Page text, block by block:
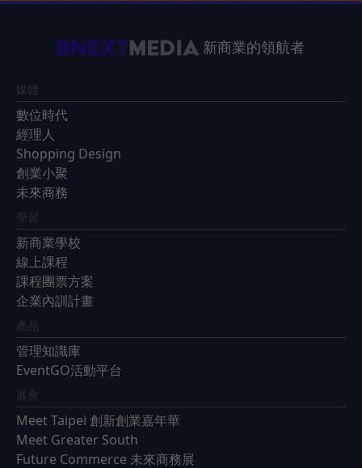
新商業的領航者
媒體
數位時代
經理人
Shopping Design
創業小聚
未來商務
學習
新商業學校
線上課程
課程團票方案
企業內訓計畫
產品
管理知識庫
EventGO活動平台
展會
Meet Taipei 創新創業嘉年華
Meet Greater South
Future Commerce 未來商務展